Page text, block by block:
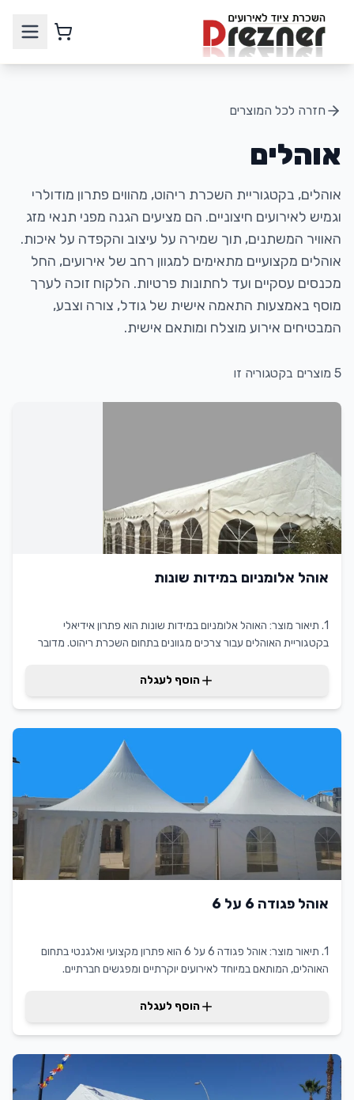
חזרה לכל המוצרים
אוהלים
אוהלים, בקטגוריית השכרת ריהוט, מהווים פתרון מודולרי
וגמיש לאירועים חיצוניים. הם מציעים הגנה מפני תנאי מזג
האוויר המשתנים, תוך שמירה על עיצוב והקפדה על איכות.
אוהלים מקצועיים מתאימים למגוון רחב של אירועים, החל
מכנסים עסקיים ועד לחתונות פרטיות. הלקוח זוכה לערך
מוסף באמצעות התאמה אישית של גודל, צורה וצבע,
המבטיחים אירוע מוצלח ומותאם אישית.
5 מוצרים בקטגוריה זו
אוהל אלומניום במידות שונות
1. תיאור מוצר: האוהל אלומניום במידות שונות הוא פתרון אידיאלי
בקטגוריית האוהלים עבור צרכים מגוונים בתחום השכרת ריהוט. מדובר
של אוהל זה טמון ביכולתו להתאים למגוון רחב של אירועים ומטרות, תוך
הוסף לעגלה
אוהל פגודה 6 על 6
1. תיאור מוצר: אוהל פגודה 6 על 6 הוא פתרון מקצועי ואלגנטי בתחום
האוהלים, המותאם במיוחד לאירועים יוקרתיים ומפגשים חברתיים.
מודרני ומרשים, והרכבה קלה ומהירה. עם אוהל פגודה 6 על 6 מקצועי,
הוסף לעגלה